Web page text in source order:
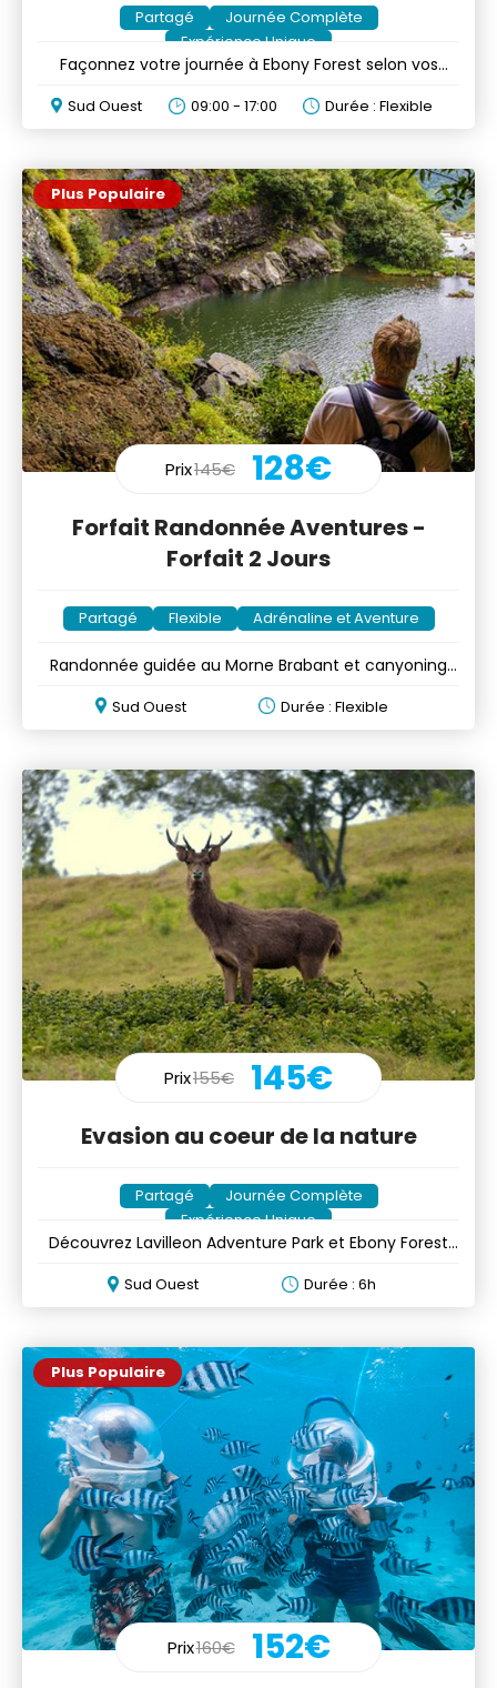
Partagé
Journée Complète
Expérience Unique
Façonnez votre journée à Ebony Forest selon vos
Sud Ouest 09:00 - 17:00 Durée : Flexible
Plus Populaire
Prix145€ 128€
Forfait Randonnée Aventures -
Forfait 2 Jours
Partagé Flexible Adrénaline et Aventure
Randonnée guidée au Morne Brabant et canyoning
Sud Ouest Durée : Flexible
Prix155€ 145€
Evasion au coeur de la nature
Partagé
Journée Complète
Expérience Unique
Découvrez Lavilleon Adventure Park et Ebony Forest
Sud Ouest Durée : 6h
Plus Populaire
Prix160€ 152€